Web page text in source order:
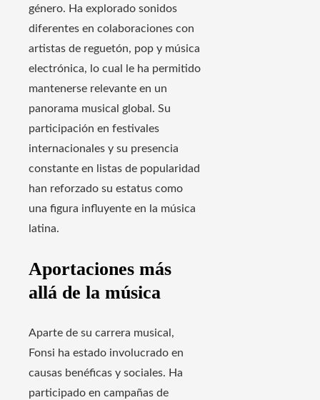
género. Ha explorado sonidos
diferentes en colaboraciones con
artistas de reguetón, pop y música
electrónica, lo cual le ha permitido
mantenerse relevante en un
panorama musical global. Su
participación en festivales
internacionales y su presencia
constante en listas de popularidad
han reforzado su estatus como
una figura influyente en la música
latina.
Aportaciones más
allá de la música
Aparte de su carrera musical,
Fonsi ha estado involucrado en
causas benéficas y sociales. Ha
participado en campañas de